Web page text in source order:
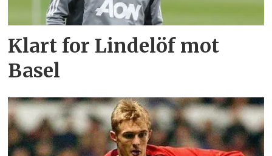
Klart for Lindelöf mot
Basel